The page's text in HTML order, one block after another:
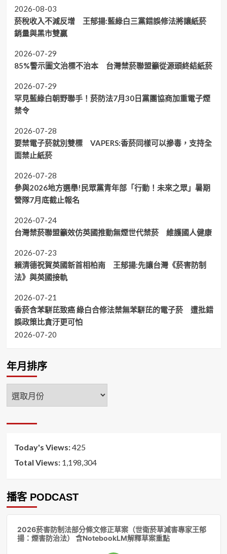
2026-08-03
菸稅收入不減反增 王郁揚:藍綠白三黨錯誤修法將讓紙菸
銷量與黑市雙贏
2026-07-29
85%警示圖文治標不治本 台灣禁菸聯盟籲從源頭終結紙菸
2026-07-29
罕見藍綠白朝野聯手！菸防法7月30日黨團協商加重電子煙
禁令
2026-07-28
要禁電子菸就別雙標 VAPERS:香菸同樣可以摻毒，支持全
面禁止紙菸
2026-07-28
參與2026地方選舉!民眾黨青年部「行動！未來之眾」暑期
營隊7月底截止報名
2026-07-24
台灣禁菸聯盟籲效仿英國推動無煙世代禁菸 維護國人健康
2026-07-23
賴清德祝賀英國新首相柏南 王郁揚:先讓台灣《菸害防制
法》與英國接軌
2026-07-21
香菸含苯駢芘致癌 綠白合修法禁無苯駢芘的電子菸 遭批錯
誤政策比貪汙更可怕
2026-07-20
年月排序
年
月
Today's Views:425
Total Views: 1,198,304
播客 PODCAST
2026菸害防制法部分條文修正草案（世衛菸草減害專家王郁
揚：煙害防治法） 含NotebookLM解釋草案重點